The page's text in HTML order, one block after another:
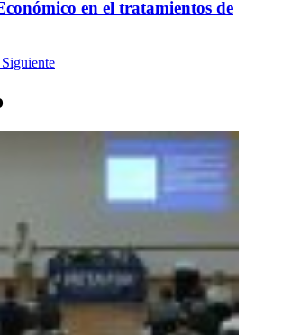
en el tratamientos de
Siguiente